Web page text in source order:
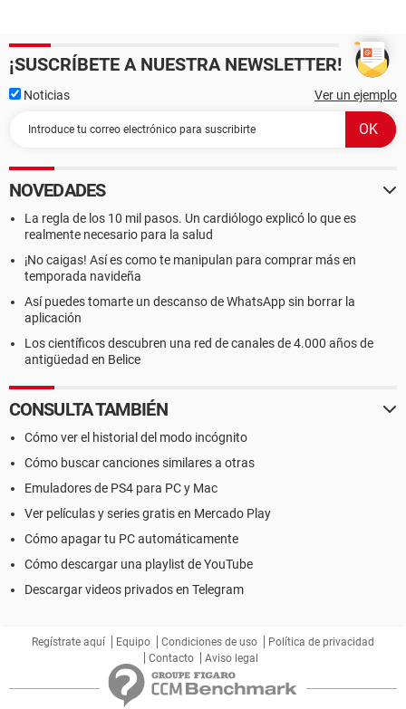
¡SUSCRÍBETE A NUESTRA NEWSLETTER!
Noticias Ver un ejemplo
NOVEDADES
La regla de los 10 mil pasos. Un cardiólogo explicó lo que es
realmente necesario para la salud
¡No caigas! Así es como te manipulan para comprar más en
temporada navideña
Así puedes tomarte un descanso de WhatsApp sin borrar la
aplicación
Los científicos descubren una red de canales de 4.000 años de
antigüedad en Belice
CONSULTA TAMBIÉN
Cómo ver el historial del modo incógnito
Cómo buscar canciones similares a otras
Emuladores de PS4 para PC y Mac
Ver películas y series gratis en Mercado Play
Cómo apagar tu PC automáticamente
Cómo descargar una playlist de YouTube
Descargar videos privados en Telegram
Regístrate aquí Equipo Condiciones de uso
Política de privacidad
Contacto
Aviso legal